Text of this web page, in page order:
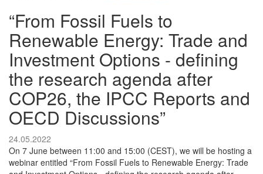
“From Fossil Fuels to
Renewable Energy: Trade and
Investment Options - defining
the research agenda after
COP26, the IPCC Reports and
OECD Discussions”
24.05.2022
On 7 June between 11:00 and 15:00 (CEST), we will be hosting a
webinar entitled “From Fossil Fuels to Renewable Energy: Trade